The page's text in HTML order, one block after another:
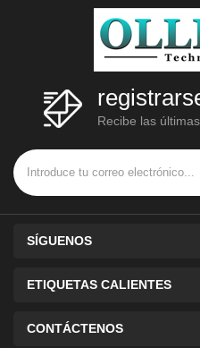
Recibe las
SÍGUENOS
ETIQUETAS CALIENTES
CONTÁCTENOS